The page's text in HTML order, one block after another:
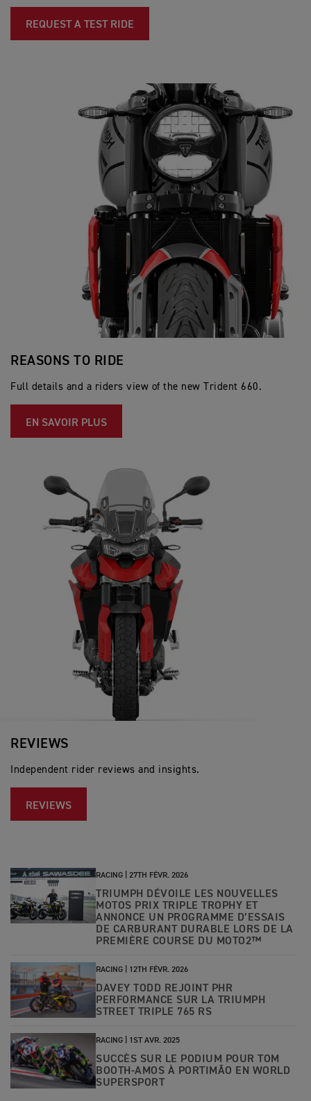
REQUEST A TEST RIDE
REASONS TO RIDE
Full details and a riders view of the new Trident 660.
EN SAVOIR PLUS
REVIEWS
Independent rider reviews and insights.
REVIEWS
RACING | 27TH FÉVR. 2026
TRIUMPH DÉVOILE LES NOUVELLES
MOTOS PRIX TRIPLE TROPHY ET
ANNONCE UN PROGRAMME D’ESSAIS
DE CARBURANT DURABLE LORS DE LA
PREMIÈRE COURSE DU MOTO2™
RACING | 12TH FÉVR. 2026
DAVEY TODD REJOINT PHR
PERFORMANCE SUR LA TRIUMPH
STREET TRIPLE 765 RS
RACING | 1ST AVR. 2025
SUCCÈS SUR LE PODIUM POUR TOM
BOOTH-AMOS À PORTIMÃO EN WORLD
SUPERSPORT